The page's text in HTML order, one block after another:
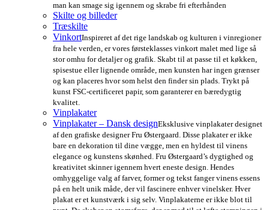
man kan smage sig igennem og skrabe fri efterhånden
Skilte og billeder
Træskilte
VinkortInspireret af det rige landskab og kulturen i vinregioner
fra hele verden, er vores førsteklasses vinkort malet med lige så
stor omhu for detaljer og grafik. Skabt til at passe til et køkken,
spisestue eller lignende område, men kunsten har ingen grænser
og kan placeres hvor som helst den finder sin plads. Trykt på
kunst FSC-certificeret papir, som garanterer en bæredygtig
kvalitet.
Vinplakater
Vinplakater – Dansk designEksklusive vinplakater designet
af den grafiske designer Fru Østergaard. Disse plakater er ikke
bare en dekoration til dine vægge, men en hyldest til vinens
elegance og kunstens skønhed. Fru Østergaard’s dygtighed og
kreativitet skinner igennem hvert eneste design. Hendes
omhyggelige valg af farver, former og tekst fanger vinens essens
på en helt unik måde, der vil fascinere enhver vinelsker. Hver
plakat er et kunstværk i sig selv. Vinplakaterne er ikke blot til